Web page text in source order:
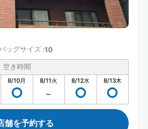
ッグサイズ :10
空き時間
8/10月 8/11火 8/12水 8/13木
舗を予約する